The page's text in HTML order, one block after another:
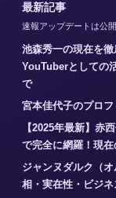
最新記事
速報アップデートは公
池森秀一の現在を徹
YouTuberとしての
で
宮本佳代子のプロ
【2025年最新】赤
で完全に網羅！現
ジャンヌダルク（
相・実在性・ビジ